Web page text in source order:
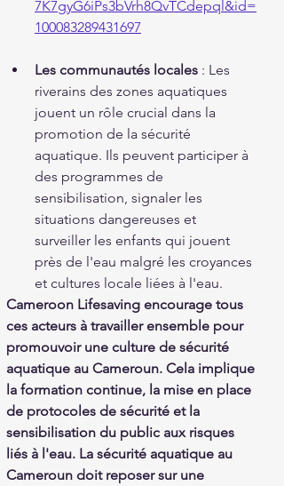
7K7gyG6iPs3bVrh8QvTCdepql&id=
100083289431697
Les communautés locales : Les
riverains des zones aquatiques
jouent un rôle crucial dans la
promotion de la sécurité
aquatique. Ils peuvent participer à
des programmes de
sensibilisation, signaler les
situations dangereuses et
surveiller les enfants qui jouent
près de l'eau malgré les croyances
et cultures locale liées à l'eau.
Cameroon Lifesaving encourage tous
ces acteurs à travailler ensemble pour
promouvoir une culture de sécurité
aquatique au Cameroun. Cela implique
la formation continue, la mise en place
de protocoles de sécurité et la
sensibilisation du public aux risques
liés à l'eau. La sécurité aquatique au
Cameroun doit reposer sur une